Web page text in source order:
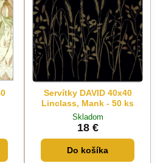
Servítky DAVID 40x40
Linclass, Mank - 50 ks
Skladom
18 €
Do košíka